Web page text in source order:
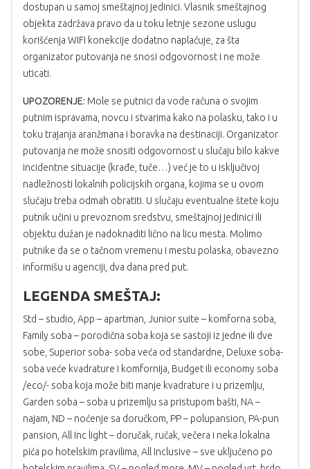
dostupan u samoj smeštajnoj jedinici. Vlasnik smeštajnog
objekta zadržava pravo da u toku letnje sezone uslugu
korišćenja WIFI konekcije dodatno naplaćuje, za šta
organizator putovanja ne snosi odgovornost i ne može
uticati.
UPOZORENJE: Mole se putnici da vode računa o svojim
putnim ispravama, novcu i stvarima kako na polasku, tako i u
toku trajanja aranžmana i boravka na destinaciji. Organizator
putovanja ne može snositi odgovornost u slučaju bilo kakve
incidentne situacije (krađe, tuče…) već je to u isključivoj
nadležnosti lokalnih policijskih organa, kojima se u ovom
slučaju treba odmah obratiti. U slučaju eventualne štete koju
putnik učini u prevoznom sredstvu, smeštajnoj jedinici ili
objektu dužan je nadoknaditi lično na licu mesta. Molimo
putnike da se o tačnom vremenu i mestu polaska, obavezno
informišu u agenciji, dva dana pred put.
LEGENDA SMEŠTAJ:
Std – studio, App – apartman, Junior suite – komforna soba,
Family soba – porodična soba koja se sastoji iz jedne ili dve
sobe, Superior soba- soba veća od standardne, Deluxe soba-
soba veće kvadrature i komfornija, Budget ili economy soba
/eco/- soba koja može biti manje kvadrature i u prizemlju,
Garden soba – soba u prizemlju sa pristupom bašti, NA –
najam, ND – noćenje sa doručkom, PP – polupansion, PA-pun
pansion, All Inc light – doručak, ručak, večera i neka lokalna
pića po hotelskim pravilima, All Inclusive – sve uključeno po